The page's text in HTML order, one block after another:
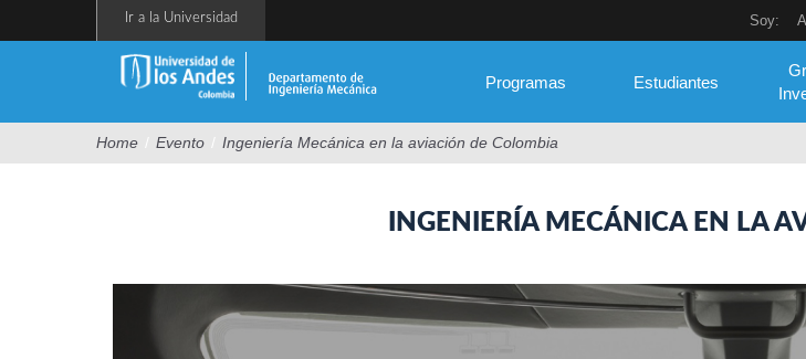
Soy:
Ir a la Universidad
Programas Estudiantes
Home / Evento / Ingeniería Mecánica en la aviación de Colombia
INGENIERÍA MECÁNICA EN LA